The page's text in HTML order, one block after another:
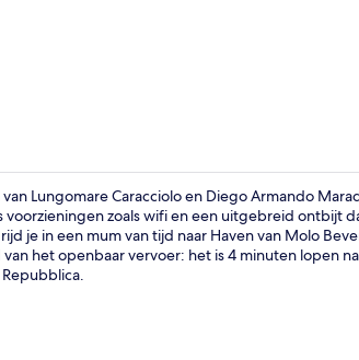
Lungomare Caracciolo en Diego Armando
zoals wifi en een uitgebreid ontbijt
je in een mum van tijd naar Haven van Molo
het openbaar vervoer: het is 4 minuten lopen